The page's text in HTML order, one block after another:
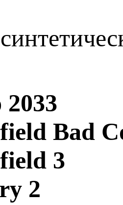
Bad
3
2